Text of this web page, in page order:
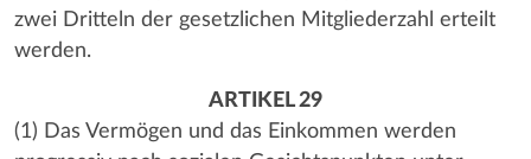
zwei Dritteln der gesetzlichen Mitgliederzahl erteilt
werden.
ARTIKEL 29
(1) Das Vermögen und das Einkommen werden